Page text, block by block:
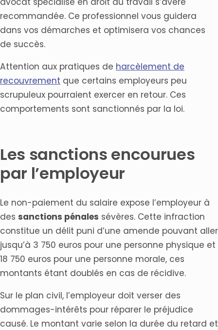
recommandée. Ce professionnel vous guidera
dans vos démarches et optimisera vos chances
de succès.
Attention aux pratiques de harcèlement de
recouvrement que certains employeurs peu
scrupuleux pourraient exercer en retour. Ces
comportements sont sanctionnés par la loi.
Les sanctions encourues
par l’employeur
Le non-paiement du salaire expose l’employeur à
des sanctions pénales sévères. Cette infraction
constitue un délit puni d’une amende pouvant aller
jusqu’à 3 750 euros pour une personne physique et
18 750 euros pour une personne morale, ces
montants étant doublés en cas de récidive.
Sur le plan civil, l’employeur doit verser des
dommages-intérêts pour réparer le préjudice
causé. Le montant varie selon la durée du retard et